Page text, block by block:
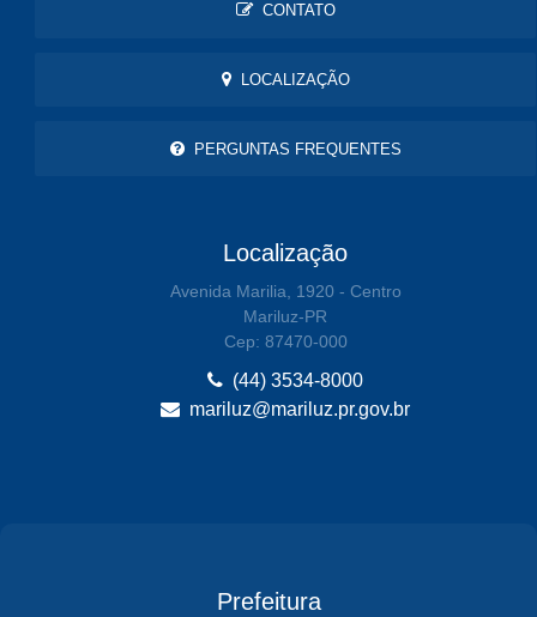
CONTATO
LOCALIZAÇÃO
PERGUNTAS FREQUENTES
Localização
Avenida Marilia, 1920 - Centro
Mariluz-PR
Cep: 87470-000
(44) 3534-8000
mariluz@mariluz.pr.gov.br
Prefeitura